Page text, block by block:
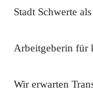
Stadt Schwerte als
Arbeitgeberin für
Wir erwarten